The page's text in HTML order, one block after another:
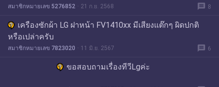
สมาชิกหมายเลข 5276852 21 ก.ย. 2568 message 8
เครืองซักผ้า LG ฝาหน้า FV1410xx มีเสียงแต๊กๆ ผิดปกติ
หรือเปล่าครับ
สมาชิกหมายเลข 7823020 11 มิ.ย. 2567 message 6
ขอสอบถามเรื่องทีวีLgค่ะ